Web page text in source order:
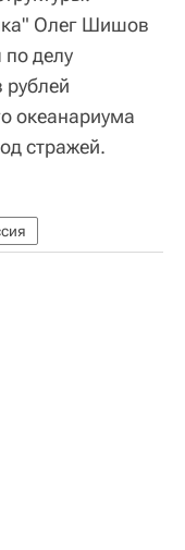
Олег Шишов
делу
океанариума
стражей.